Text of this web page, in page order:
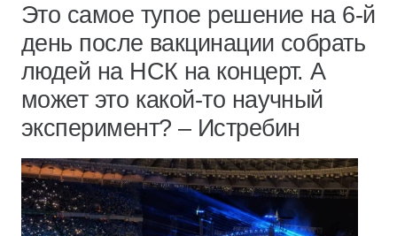
Это самое тупое решение на 6-й
день после вакцинации собрать
людей на НСК на концерт. А
может это какой-то научный
эксперимент? – Истребин